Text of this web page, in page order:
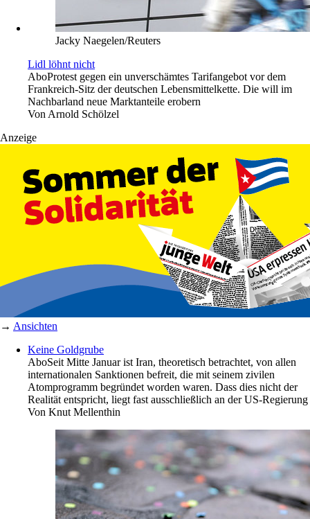
Jacky Naegelen/Reuters
Lidl löhnt nicht
AboProtest gegen ein unverschämtes Tarifangebot vor dem
Frankreich-Sitz der deutschen Lebensmittelkette. Die will im
Nachbarland neue Marktanteile erobern
Von Arnold Schölzel
Anzeige
→ Ansichten
Keine Goldgrube
AboSeit Mitte Januar ist Iran, theoretisch betrachtet, von allen
internationalen Sanktionen befreit, die mit seinem zivilen
Atomprogramm begründet worden waren. Dass dies nicht der
Realität entspricht, liegt fast ausschließlich an der US-Regierung
Von Knut Mellenthin